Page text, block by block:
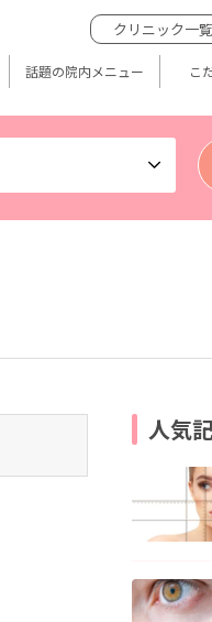
クリニック一覧
話題の院内メニュー こ
人気